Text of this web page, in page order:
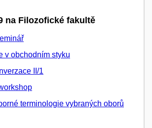
na Filozofické fakultě
v obchodním styku
II/1
terminologie vybraných oborů